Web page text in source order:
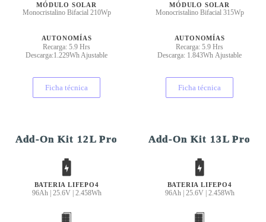
MÓDULO SOLAR
Monocristalino Bifacial 210Wp
AUTONOMÍAS
Recarga: 5.9 Hrs
Descarga:1.229Wh Ajustable
Ficha técnica
MÓDULO SOLAR
Monocristalino Bifacial 315Wp
AUTONOMÍAS
Recarga: 5.9 Hrs
Descarga: 1.843Wh Ajustable
Ficha técnica
Add-On Kit 12L Pro
BATERIA LIFEPO4
96Ah | 25.6V | 2.458Wh
Add-On Kit 13L Pro
BATERIA LIFEPO4
96Ah | 25.6V | 2.458Wh